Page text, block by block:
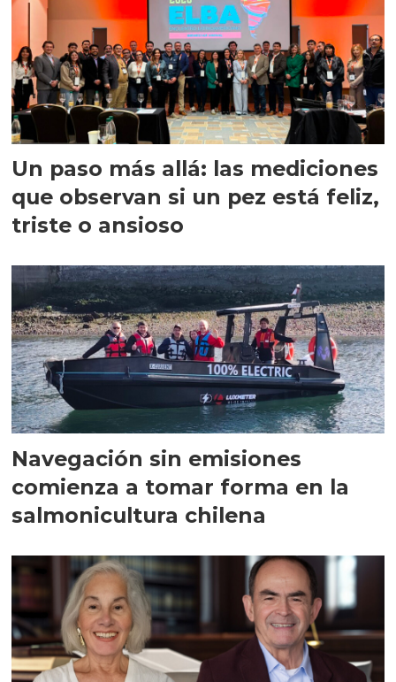
Un paso más allá: las mediciones
que observan si un pez está feliz,
triste o ansioso
Navegación sin emisiones
comienza a tomar forma en la
salmonicultura chilena